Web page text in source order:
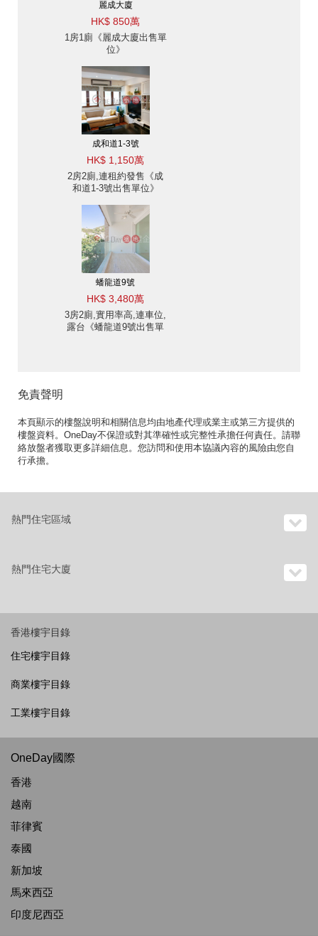
麗成大廈
HK$ 850萬
1房1廁《麗成大廈出售單
位》
成和道1-3號
HK$ 1,150萬
2房2廁,連租約發售《成
和道1-3號出售單位》
蟠龍道9號
HK$ 3,480萬
3房2廁,實用率高,連車位,
露台《蟠龍道9號出售單
免責聲明
本頁顯示的樓盤說明和相關信息均由地產代理或業主或第三方提供的
樓盤資料。OneDay不保證或對其準確性或完整性承擔任何責任。請聯
絡放盤者獲取更多詳細信息。您訪問和使用本協議內容的風險由您自
行承擔。
熱門住宅區域
熱門住宅大廈
香港樓宇目錄
住宅樓宇目錄
商業樓宇目錄
工業樓宇目錄
OneDay國際
香港
越南
菲律賓
泰國
新加坡
馬來西亞
印度尼西亞